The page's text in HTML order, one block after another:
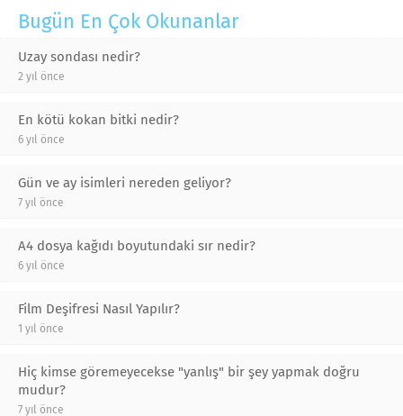
Bugün En Çok Okunanlar
Uzay sondası nedir?
2 yıl önce
En kötü kokan bitki nedir?
6 yıl önce
Gün ve ay isimleri nereden geliyor?
7 yıl önce
A4 dosya kağıdı boyutundaki sır nedir?
6 yıl önce
Film Deşifresi Nasıl Yapılır?
1 yıl önce
Hiç kimse göremeyecekse "yanlış" bir şey yapmak doğru
mudur?
7 yıl önce